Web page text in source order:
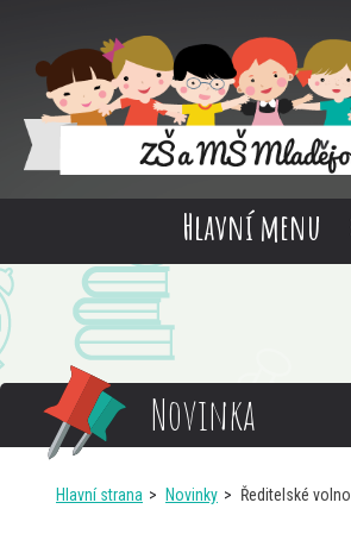
Hlavní menu
Novinka
Hlavní strana Novinky Ředitelské volno